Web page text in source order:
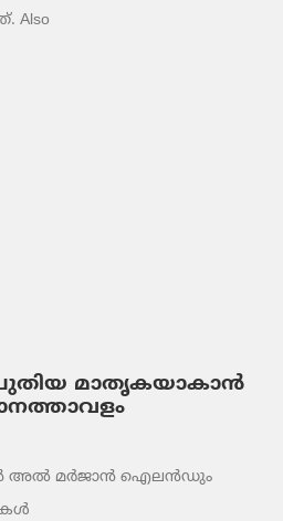
Also
മാതൃകയാകാൻ
അൽ മർജാൻ ഐലൻഡും